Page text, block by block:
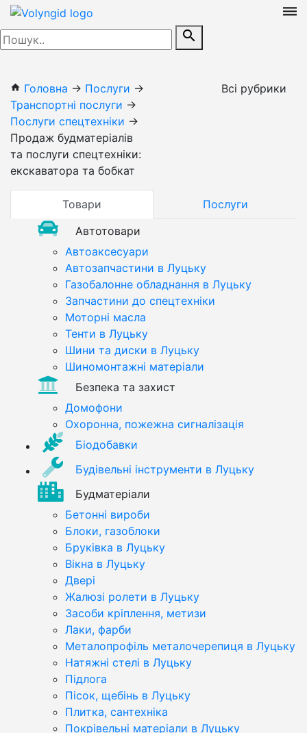
dehaze
search
home Головна → Послуги →
Транспортні послуги →
Послуги спецтехніки →
Продаж будматеріалів
та послуги спецтехніки:
екскаватора та бобкат
Всі рубрики
Товари
Послуги
Автотовари
Автоаксесуари
Автозапчастини в Луцьку
Газобалонне обладнання в Луцьку
Запчастини до спецтехніки
Моторні масла
Тенти в Луцьку
Шини та диски в Луцьку
Шиномонтажні матеріали
Безпека та захист
Домофони
Охоронна, пожежна сигналізація
Біодобавки
Будівельні інструменти в Луцьку
Будматеріали
Бетонні вироби
Блоки, газоблоки
Бруківка в Луцьку
Вікна в Луцьку
Двері
Жалюзі ролети в Луцьку
Засоби кріплення, метизи
Лаки, фарби
Металопрофіль металочерепиця в Луцьку
Натяжні стелі в Луцьку
Підлога
Пісок, щебінь в Луцьку
Плитка, сантехніка
Покрівельні матеріали в Луцьку